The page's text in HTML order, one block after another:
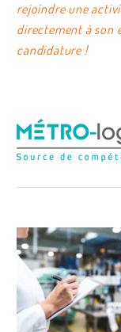
rejoindre une
directement à son
candidature !